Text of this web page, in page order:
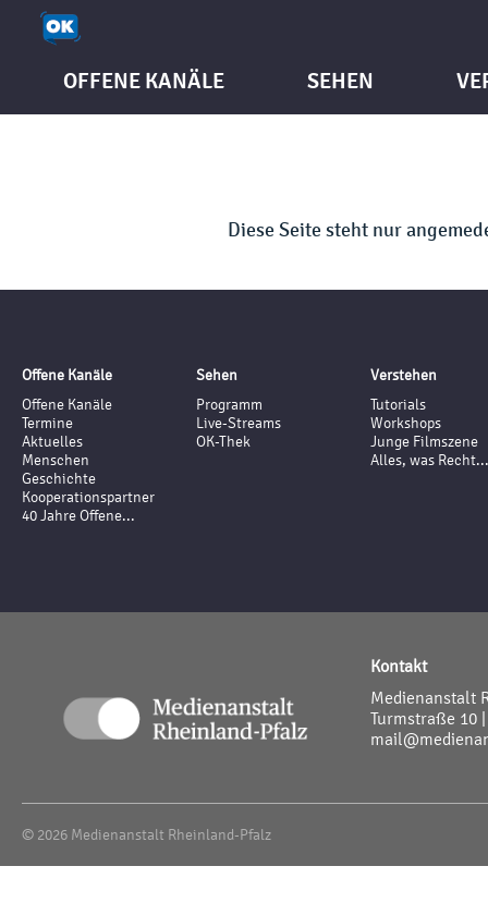
OFFENE KANÄLE SEHEN
Diese Seite steht nur
Offene Kanäle
Offene Kanäle
Termine
Aktuelles
Menschen
Geschichte
Kooperationspartner
40 Jahre Offene...
Sehen
Programm
Live-Streams
OK-Thek
Verstehen
Tutorials
Workshops
Junge Filmszene
Alles, was Recht...
Kontakt
Medienanstalt
Turmstraße 10
© 2026 Medienanstalt Rheinland-Pfalz